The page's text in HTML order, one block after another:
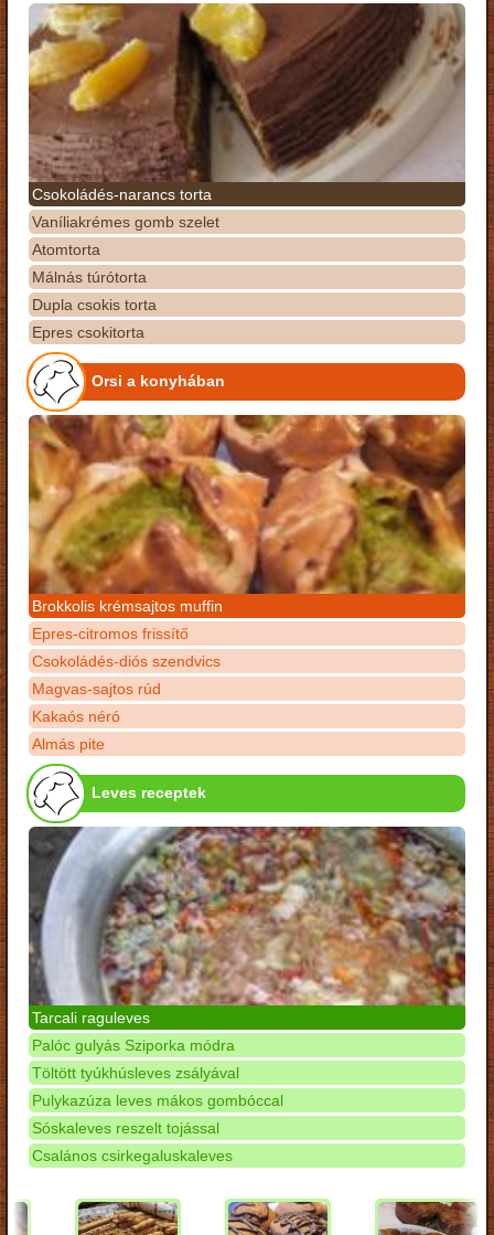
Csokoládés-narancs torta
Vaníliakrémes gomb szelet
Atomtorta
Málnás túrótorta
Dupla csokis torta
Epres csokitorta
Orsi a konyhában
Brokkolis krémsajtos muffin
Epres-citromos frissítő
Csokoládés-diós szendvics
Magvas-sajtos rúd
Kakaós néró
Almás pite
Leves receptek
Tarcali raguleves
Palóc gulyás Sziporka módra
Töltött tyúkhúsleves zsályával
Pulykazúza leves mákos gombóccal
Sóskaleves reszelt tojással
Csalános csirkegaluskaleves